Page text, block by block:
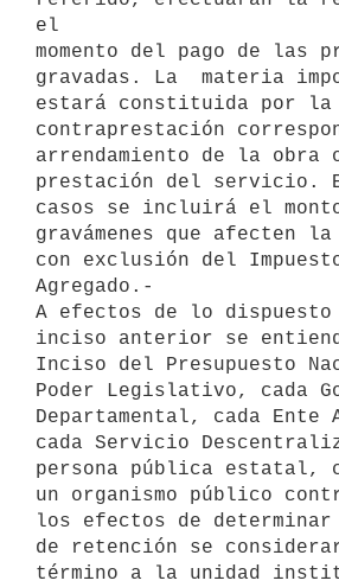
el
momento del pago de las
gravadas. La  materia
estará constituida por la
contraprestación
arrendamiento de la obra
prestación del servicio.
casos se incluirá el
gravámenes que afecten
con exclusión del
Agregado.-
A efectos de lo
inciso anterior se
Inciso del Presupuesto
Poder Legislativo, cada
Departamental, cada Ente
cada Servicio
persona pública estatal,
un organismo público
los efectos de
de retención se
término a la unidad